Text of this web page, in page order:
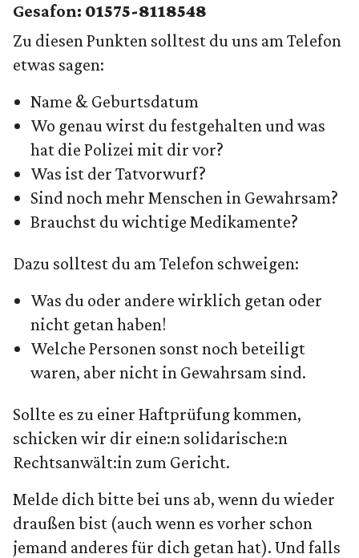
Gesafon: 01575-8118548
Zu diesen Punkten solltest du uns am Telefon
etwas sagen:
Name & Geburtsdatum
Wo genau wirst du festgehalten und was
hat die Polizei mit dir vor?
Was ist der Tatvorwurf?
Sind noch mehr Menschen in Gewahrsam?
Brauchst du wichtige Medikamente?
Dazu solltest du am Telefon schweigen:
Was du oder andere wirklich getan oder
nicht getan haben!
Welche Personen sonst noch beteiligt
waren, aber nicht in Gewahrsam sind.
Sollte es zu einer Haftprüfung kommen,
schicken wir dir eine:n solidarische:n
Rechtsanwält:in zum Gericht.
Melde dich bitte bei uns ab, wenn du wieder
draußen bist (auch wenn es vorher schon
jemand anderes für dich getan hat). Und falls